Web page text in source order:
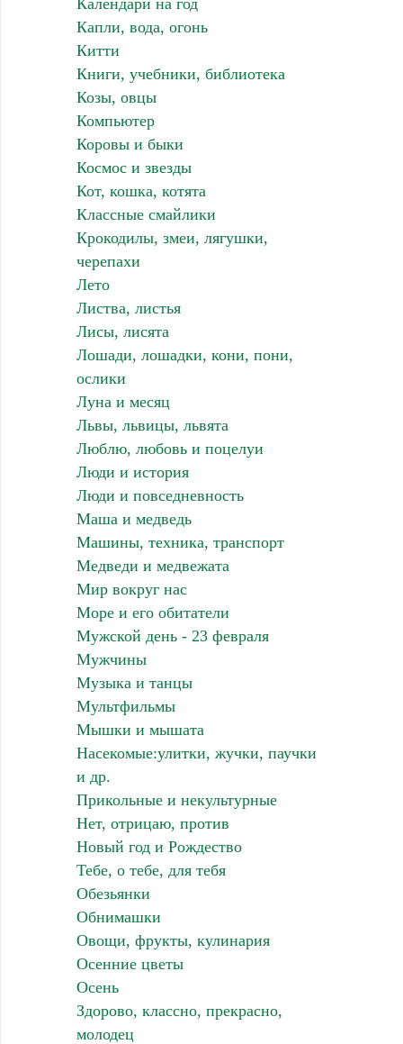
Календари на год
Капли, вода, огонь
Китти
Книги, учебники, библиотека
Козы, овцы
Компьютер
Коровы и быки
Космос и звезды
Кот, кошка, котята
Классные смайлики
Крокодилы, змеи, лягушки,
черепахи
Лето
Листва, листья
Лисы, лисята
Лошади, лошадки, кони, пони,
ослики
Луна и месяц
Львы, львицы, львята
Люблю, любовь и поцелуи
Люди и история
Люди и повседневность
Маша и медведь
Машины, техника, транспорт
Медведи и медвежата
Мир вокруг нас
Море и его обитатели
Мужской день - 23 февраля
Мужчины
Музыка и танцы
Мультфильмы
Мышки и мышата
Насекомые:улитки, жучки, паучки
и др.
Прикольные и некультурные
Нет, отрицаю, против
Новый год и Рождество
Тебе, о тебе, для тебя
Обезьянки
Обнимашки
Овощи, фрукты, кулинария
Осенние цветы
Осень
Здорово, классно, прекрасно,
молодец